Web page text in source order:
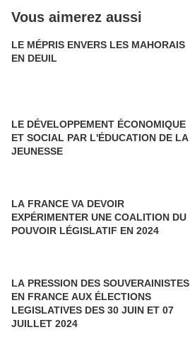
Vous aimerez aussi
LE MÉPRIS ENVERS LES MAHORAIS
EN DEUIL
LE DÉVELOPPEMENT ÉCONOMIQUE
ET SOCIAL PAR L'ÉDUCATION DE LA
JEUNESSE
LA FRANCE VA DEVOIR
EXPÉRIMENTER UNE COALITION DU
POUVOIR LÉGISLATIF EN 2024
LA PRESSION DES SOUVERAINISTES
EN FRANCE AUX ÉLECTIONS
LEGISLATIVES DES 30 JUIN ET 07
JUILLET 2024